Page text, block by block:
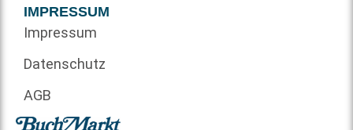
IMPRESSUM
Impressum
Datenschutz
AGB